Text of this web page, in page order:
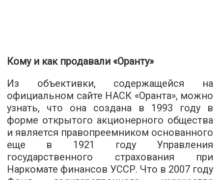
Кому и как продавали «Оранту»
Из объективки, содержащейся на
официальном сайте НАСК «Оранта», можно
узнать, что она создана в 1993 году в
форме открытого акционерного общества
и является правопреемником основанного
еще в 1921 году Управления
государственного страхования при
Наркомате финансов УССР. Что в 2007 году